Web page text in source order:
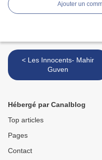
Ajouter un
< Les Innocents- Mahir
Guven
Hébergé par Canalblog
Top articles
Pages
Contact